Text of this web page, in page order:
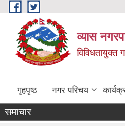
Skip to main content
व्यास
विविधतायुक्त
गृहपृष्ठ नगर परिचय
समाचार